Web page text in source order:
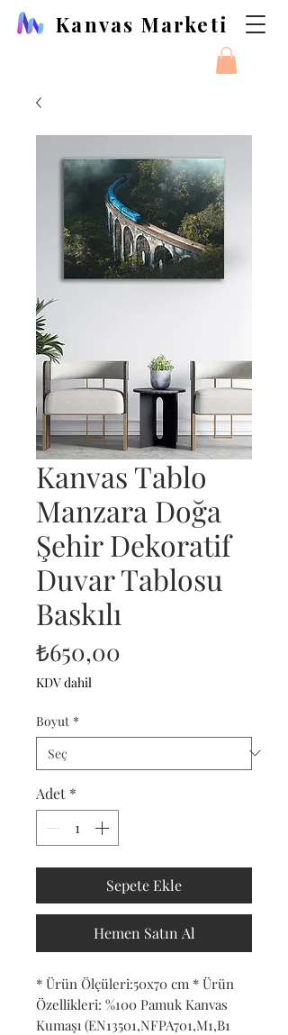
Kanvas Marketi
Kanvas Tablo
Manzara Doğa
Şehir Dekoratif
Duvar Tablosu
Baskılı
₺650,00
KDV dahil
Boyut *
Adet *
Sepete Ekle
Hemen Satın Al
* Ürün Ölçüleri:50x70 cm * Ürün
Özellikleri: %100 Pamuk Kanvas
Kumaşı (EN13501,NFPA701,M1,B1